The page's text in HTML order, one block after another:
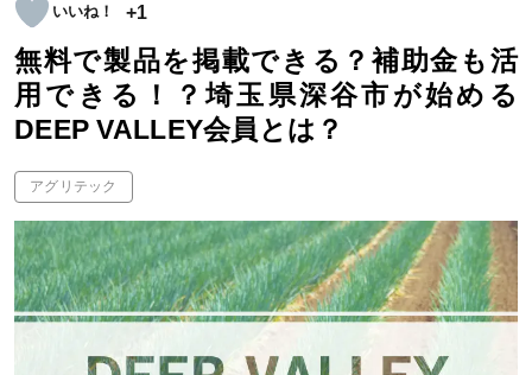
+1
無料で製品を掲載できる？補助金も活
用できる！？埼玉県深谷市が始める
DEEP VALLEY会員とは？
アグリテック